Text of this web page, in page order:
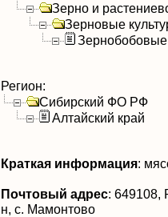
Зерно и
Зерновые
Зернобобовые
Регион:
Сибирский ФО РФ
Алтайский край
Краткая информация:
Почтовый адрес: 649108,
н, с. Мамонтово